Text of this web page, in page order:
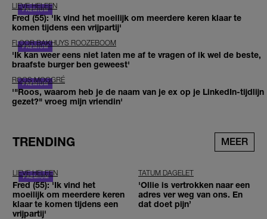
LIEVE HELEEN
Fred (55): 'Ik vind het moeilijk om meerdere keren klaar te
komen tijdens een vrijpartij'
FLOOR BAKHUYS ROOZEBOOM
'Ik kan weer eens niet laten me af te vragen of ik wel de beste,
braafste burger ben geweest'
ROOS MOGGRÉ
'"Roos, waarom heb je de naam van je ex op je LinkedIn-tijdlijn
gezet?" vroeg mijn vriendin'
TRENDING MEER
LIEVE HELEEN
Fred (55): 'Ik vind het
moeilijk om meerdere keren
klaar te komen tijdens een
vrijpartij'
TATUM DAGELET
'Ollie is vertrokken naar een
adres ver weg van ons. En
dat doet pijn’